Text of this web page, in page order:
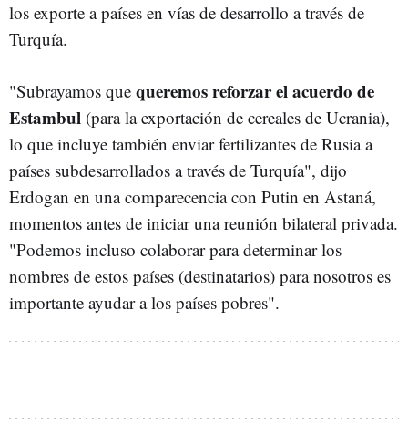
los exporte a países en vías de desarrollo a través de
Turquía.
"Subrayamos que queremos reforzar el acuerdo de
Estambul (para la exportación de cereales de Ucrania),
lo que incluye también enviar fertilizantes de Rusia a
países subdesarrollados a través de Turquía", dijo
Erdogan en una comparecencia con Putin en Astaná,
momentos antes de iniciar una reunión bilateral privada.
"Podemos incluso colaborar para determinar los
nombres de estos países (destinatarios) para nosotros es
importante ayudar a los países pobres".